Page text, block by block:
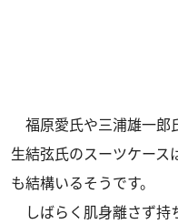
福原愛氏や三浦雄一郎
生結弦氏のスーツケース
も結構いるそうです。
しばらく肌身離さず持